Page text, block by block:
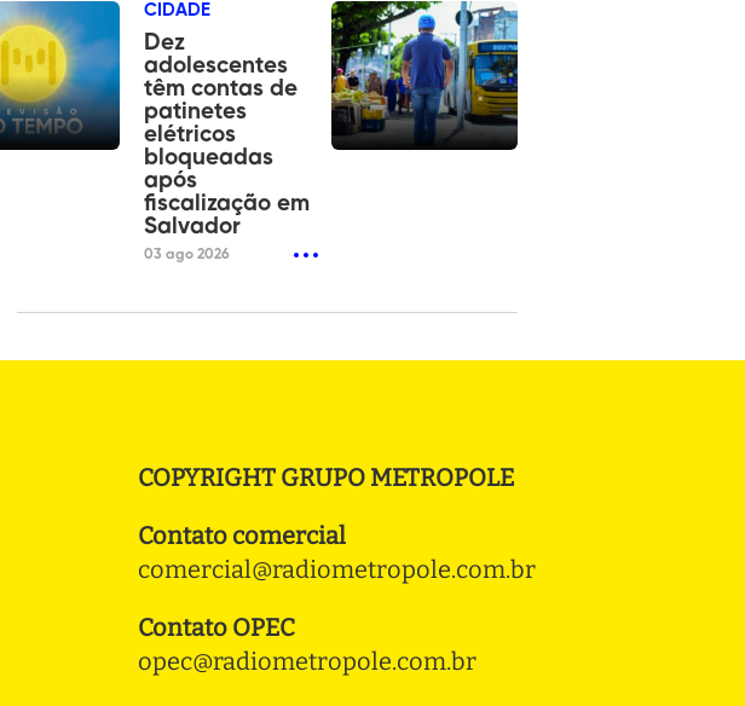
CIDADE
Dez
adolescentes
têm contas de
patinetes
elétricos
bloqueadas
após
fiscalização em
Salvador
03 ago 2026
COPYRIGHT GRUPO METROPOLE
Contato comercial
comercial@radiometropole.com.br
Contato OPEC
opec@radiometropole.com.br